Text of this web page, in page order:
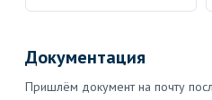
Документация
Пришлём документ на почту